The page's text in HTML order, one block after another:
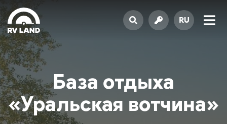
RU
База отдыха
«Уральская вотчина»